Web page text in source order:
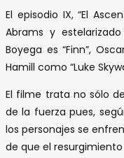
El episodio IX, “El
Abrams y
Boyega es “Finn”,
Hamill como “Luke
El filme trata no sólo
de la fuerza pues,
los personajes se
de que el resurgimiento